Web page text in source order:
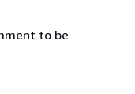
to be